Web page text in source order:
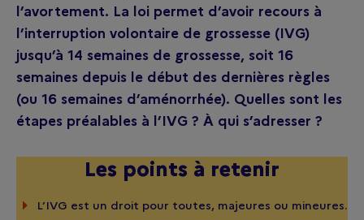
l’avortement. La loi permet d’avoir recours à
l’interruption volontaire de grossesse (IVG)
jusqu’à 14 semaines de grossesse, soit 16
semaines depuis le début des dernières règles
(ou 16 semaines d’aménorrhée). Quelles sont les
étapes préalables à l’IVG ? À qui s’adresser ?
Les points à retenir
L’IVG est un droit pour toutes, majeures ou mineures.